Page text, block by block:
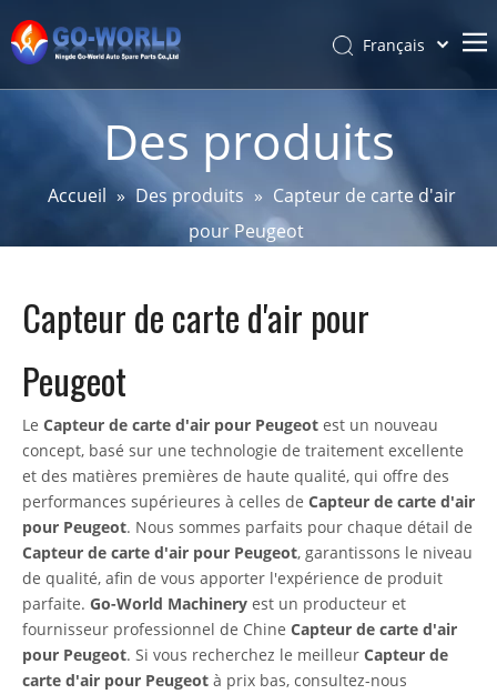
Produits
Service et personnalisation
Soutien
Français
Pусский
简体中文
Des produits
Accueil » Des produits » Capteur de carte d'air
pour Peugeot
Capteur de carte d'air pour
Peugeot
Le Capteur de carte d'air pour Peugeot est un nouveau
concept, basé sur une technologie de traitement excellente
et des matières premières de haute qualité, qui offre des
performances supérieures à celles de Capteur de carte d'air
pour Peugeot. Nous sommes parfaits pour chaque détail de
Capteur de carte d'air pour Peugeot, garantissons le niveau
de qualité, afin de vous apporter l'expérience de produit
parfaite. Go-World Machinery est un producteur et
fournisseur professionnel de Chine Capteur de carte d'air
pour Peugeot. Si vous recherchez le meilleur Capteur de
carte d'air pour Peugeot à prix bas, consultez-nous